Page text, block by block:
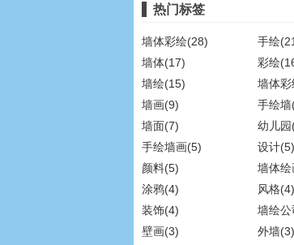
热门标签
墙体彩绘(28)
手绘
墙体(17)
彩绘
墙绘(15)
墙体
墙画(9)
手绘墙
墙面(7)
幼儿园
手绘墙画(5)
设计(5)
颜料(5)
墙体绘
涂鸦(4)
风格(4)
装饰(4)
墙绘公
壁画(3)
外墙(3)